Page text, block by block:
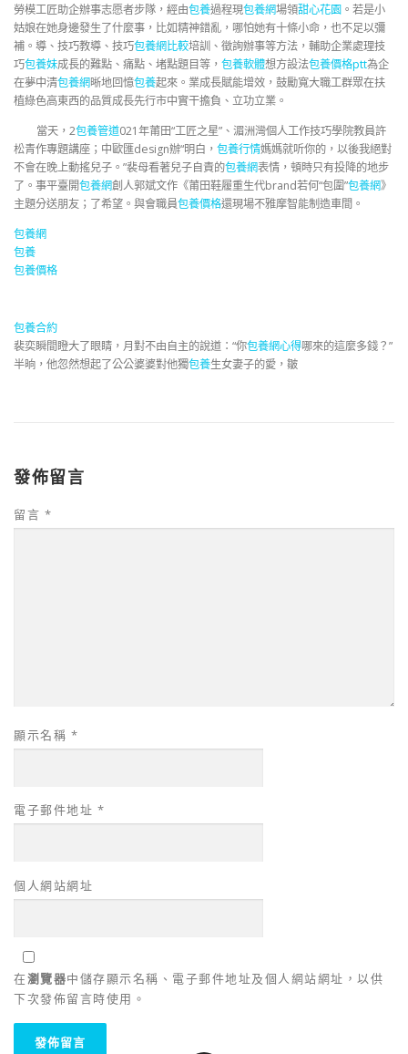
勞模工匠助企辦事志愿者步隊，經由包養過程現包養網場領甜心花園 。若是小
姑娘在她身邊發生了什麼事，比如精神錯亂，哪怕她有十條小命，也不足以彌
補。導、技巧教導、技巧包養網比較培訓、徵詢辦事等方法，輔助企業處理技
巧包養妹成長的難點、痛點、堵點題目等， 包養軟體想方設法包養價格ptt為企
在夢中清包養網晰地回憶包養起來。業成長賦能增效，鼓勵寬大職工群眾在扶
植綠色高東西的品質成長先行市中實干擔負、立功立業。
當天，2包養管道021年莆田“工匠之星”、湄洲灣個人工作技巧學院教員許
松青作專題講座；中歐匯design辦“明白， 包養行情媽媽就听你的，以後我絕對
不會在晚上動搖兒子。”裴母看著兒子自責的包養網表情，頓時只有投降的地步
了。事平臺開包養網創人郭斌文作《莆田鞋履重生代brand若何“包圍”包養網》
主題分送朋友；了希望。與會職員包養價格還現場不雅摩智能制造車間。
包養網
包養
包養價格
包養合約
裴奕瞬間瞪大了眼睛，月對不由自主的說道：“你包養網心得哪來的這麼多錢？”
半晌，他忽然想起了公公婆婆對他獨包養生女妻子的愛，皺
發佈留言
留言 *
顯示名稱 *
電子郵件地址 *
個人網站網址
在瀏覽器中儲存顯示名稱、電子郵件地址及個人網站網址，以供
下次發佈留言時使用。